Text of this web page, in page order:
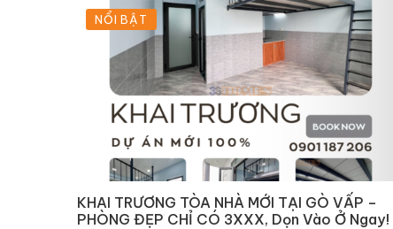
NỔI BẬT
KHAI TRƯƠNG TÒA NHÀ MỚI TẠI GÒ VẤP –
PHÒNG ĐẸP CHỈ CÓ 3XXX, Dọn Vào Ở Ngay!